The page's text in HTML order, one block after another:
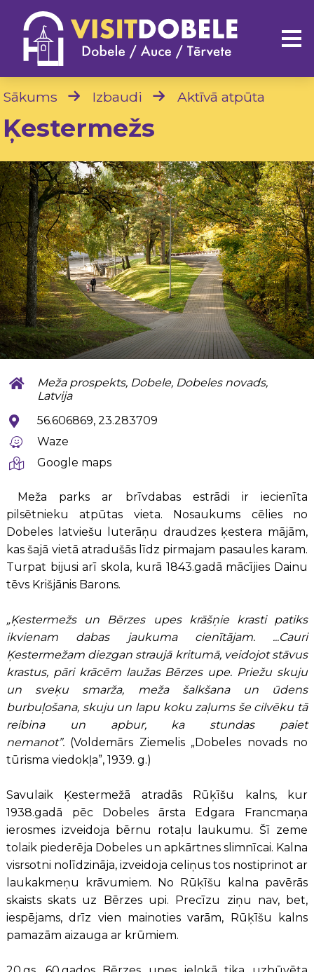
Sākums Izbaudi Aktīvā atpūta
Ķestermežs
Meža prospekts, Dobele, Dobeles novads,
Latvija
56.606869, 23.283709
Waze
Google maps
Meža parks ar brīvdabas estrādi ir iecienīta
pilsētnieku atpūtas vieta. Nosaukums cēlies no
Dobeles latviešu luterāņu draudzes ķestera mājām,
kas šajā vietā atradušās līdz pirmajam pasaules karam.
Turpat bijusi arī skola, kurā 1843.gadā mācījies Dainu
tēvs Krišjānis Barons.
„Ķestermežs un Bērzes upes krāšņie krasti patiks
ikvienam dabas jaukuma cienītājam. ...Cauri
Ķestermežam diezgan straujā kritumā, veidojot stāvus
krastus, pāri krācēm laužas Bērzes upe. Priežu skuju
un sveķu smarža, meža šalkšana un ūdens
burbuļošana, skuju un lapu koku zaļums še cilvēku tā
reibina un apbur, ka stundas paiet
nemanot”. (Voldemārs Ziemelis „Dobeles novads no
tūrisma viedokļa”, 1939. g.)
Savulaik Ķestermežā atradās Rūķīšu kalns, kur
1938.gadā pēc Dobeles ārsta Edgara Francmaņa
ierosmes izveidoja bērnu rotaļu laukumu. Šī zeme
tolaik piederēja Dobeles un apkārtnes slimnīcai. Kalna
visrsotni nolīdzināja, izveidoja celiņus tos nostiprinot ar
laukakmeņu krāvumiem. No Rūķīšu kalna pavērās
skaists skats uz Bērzes upi. Precīzu ziņu nav, bet,
iespējams, drīz vien mainoties varām, Rūķīšu kalns
pamazām aizauga ar krūmiem.